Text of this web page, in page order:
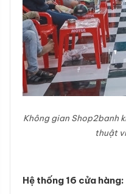
Không gian Shop2banh
thuật
Hệ thống 16 cửa hàng: